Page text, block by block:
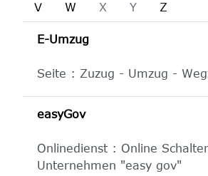
V W X Y Z
E-Umzug
Seite : Zuzug - Umzug -
easyGov
Onlinedienst : Online
Unternehmen "easy gov"